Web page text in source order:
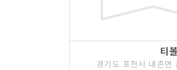
티
경기도 포천시 내촌